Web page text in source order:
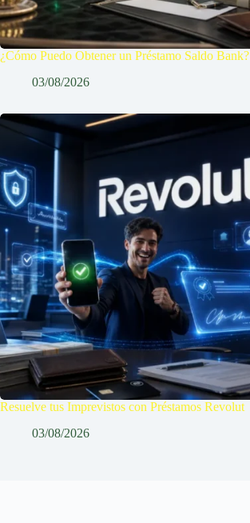
¿Cómo Puedo Obtener un Préstamo Saldo Bank?
03/08/2026
Resuelve tus Imprevistos con Préstamos Revolut
03/08/2026